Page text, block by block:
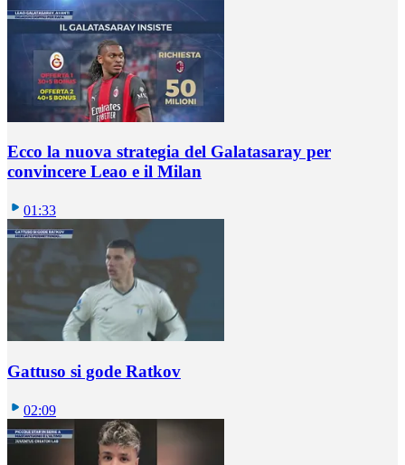
Ecco la nuova strategia del Galatasaray per
convincere Leao e il Milan
01:33
Gattuso si gode Ratkov
02:09